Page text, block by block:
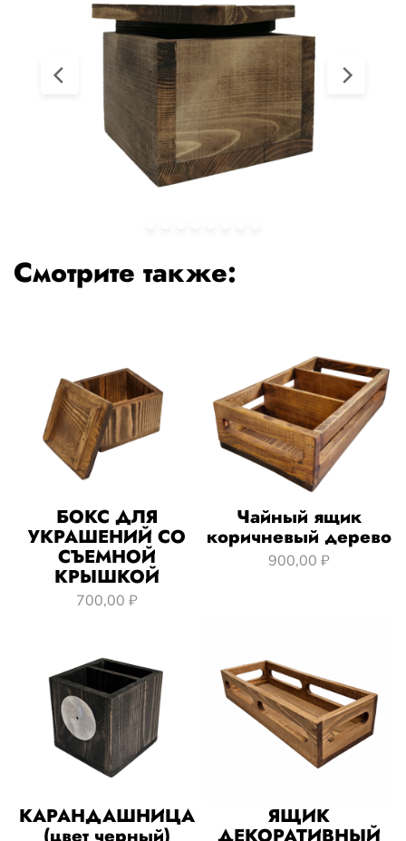
Смотрите также:
БОКС ДЛЯ
УКРАШЕНИЙ СО
СЪЕМНОЙ
КРЫШКОЙ
700,00 ₽
Чайный ящик
коричневый дерево
900,00 ₽
КАРАНДАШНИЦА ЯЩИК